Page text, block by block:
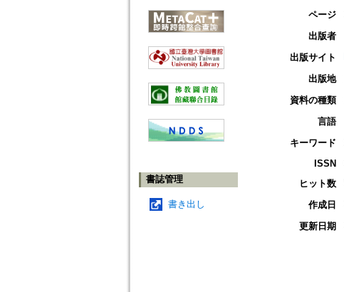
書誌管理
書き出し
ページ
出版者
出版サイト
出版地
資料の種類
言語
キーワード
ISSN
ヒット数
作成日
更新日期